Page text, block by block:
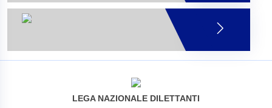
LEGA NAZIONALE DILETTANTI